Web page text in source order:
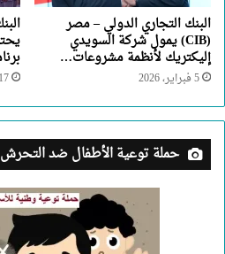
البنك التجاري الدولي – مصر
(CIB) يمول شركة السويدي
إليكتريك لأنظمة مشروعات…
5 فبراير، 2026 17 ديسمبر، 2025
حملة توعية الأطفال ضد التحرش